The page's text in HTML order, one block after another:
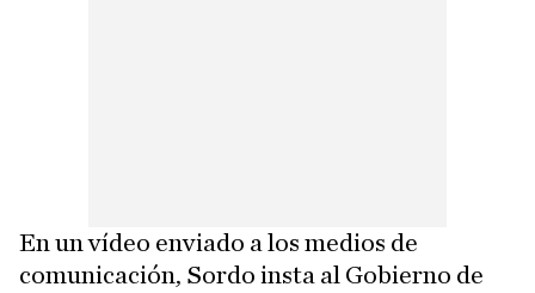
En un vídeo enviado a los medios de
comunicación, Sordo insta al Gobierno de